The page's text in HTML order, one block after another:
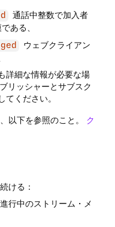
通話中整数で加入者
ある、
ウェブクライアン
詳細な情報が必要な場
リッシャーとサブスク
てください。
以下を参照のこと。 ク
ける：
行中のストリーム・メ